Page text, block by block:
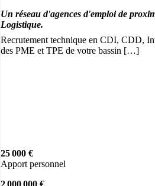
Un réseau d'agences d'emploi de
Logistique.
Recrutement technique en CDI, CDD,
des PME et TPE de votre bassin […]
25 000 €
Apport personnel
2 000 000 €